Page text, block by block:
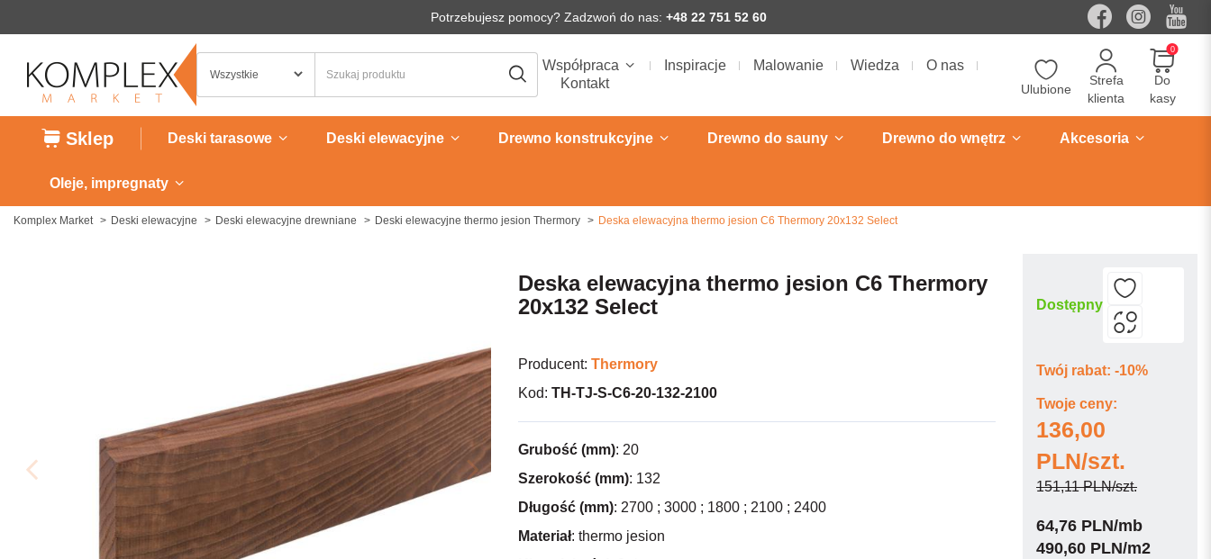
Potrzebujesz pomocy? Zadzwoń do nas: +48 22 751 52 60
Współpraca Inspiracje Malowanie Wiedza
O nas
Kontakt
Ulubione
Strefa
klienta
0
Do
kasy
Sklep Deski tarasowe Deski elewacyjne Drewno konstrukcyjne Drewno do sauny Drewno do wnętrz Akcesoria
Oleje, impregnaty
Komplex Market Deski elewacyjne Deski elewacyjne drewniane Deski elewacyjne thermo jesion Thermory Deska elewacyjna thermo jesion C6 Thermory 20x132 Select
Deska elewacyjna thermo jesion C6 Thermory
20x132 Select
Producent: Thermory
Kod: TH-TJ-S-C6-20-132-2100
Grubość (mm): 20
Szerokość (mm): 132
Długość (mm): 2700 ; 3000 ; 1800 ; 2100 ; 2400
Materiał: thermo jesion
Dostępny
Twój rabat: -10%
Twoje ceny:
136,00
PLN/szt.
151,11 PLN/szt.
64,76 PLN/mb
490,60 PLN/m2